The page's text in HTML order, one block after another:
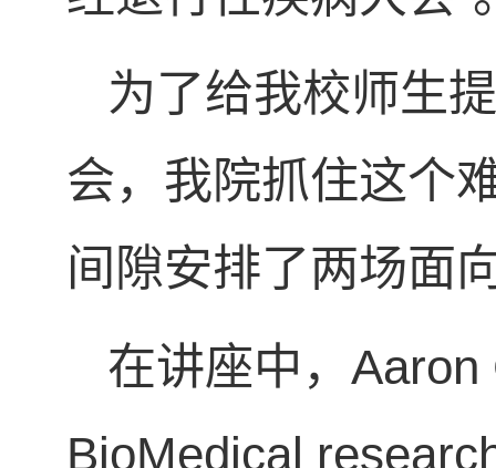
为了给我校师生
会，我院抓住这个
间隙安排了两场面
在讲座中，Aaron
BioMedical